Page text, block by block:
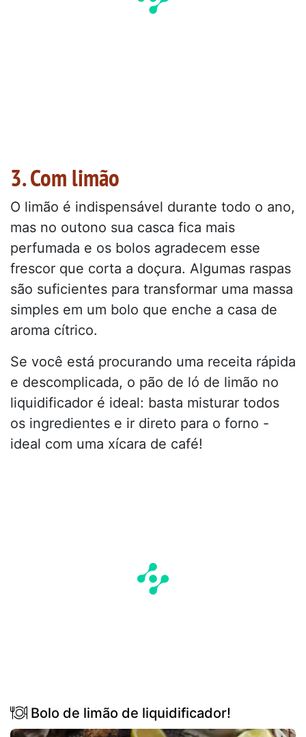
3. Com limão
O limão é indispensável durante todo o ano,
mas no outono sua casca fica mais
perfumada e os bolos agradecem esse
frescor que corta a doçura. Algumas raspas
são suficientes para transformar uma massa
simples em um bolo que enche a casa de
aroma cítrico.
Se você está procurando uma receita rápida
e descomplicada, o pão de ló de limão no
liquidificador é ideal: basta misturar todos
os ingredientes e ir direto para o forno -
ideal com uma xícara de café!
Bolo de limão de liquidificador!